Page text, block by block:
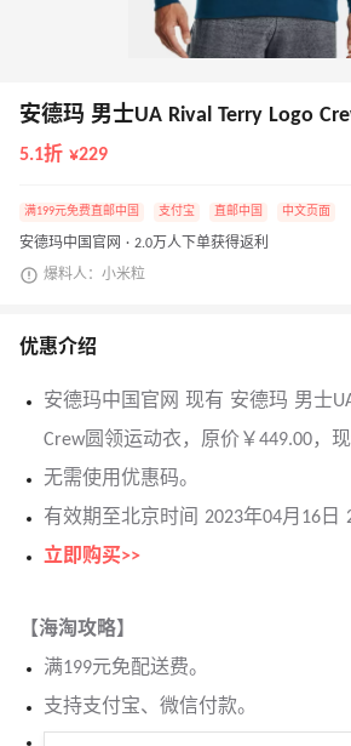
安德玛 男士UA Rival Terry Logo
5.1折 ¥229
满199元免费直邮中国 支付宝 直邮中国 中文页面
安德玛中国官网 · 2.0万人下单获得返利
爆料人：小米粒
优惠介绍
安德玛中国官网 现有 安德玛 男士
Crew圆领运动衣，原价￥449.00，现
无需使用优惠码。
有效期至北京时间 2023年04月16日
立即购买>>
【海淘攻略】
满199元免配送费。
支持支付宝、微信付款。